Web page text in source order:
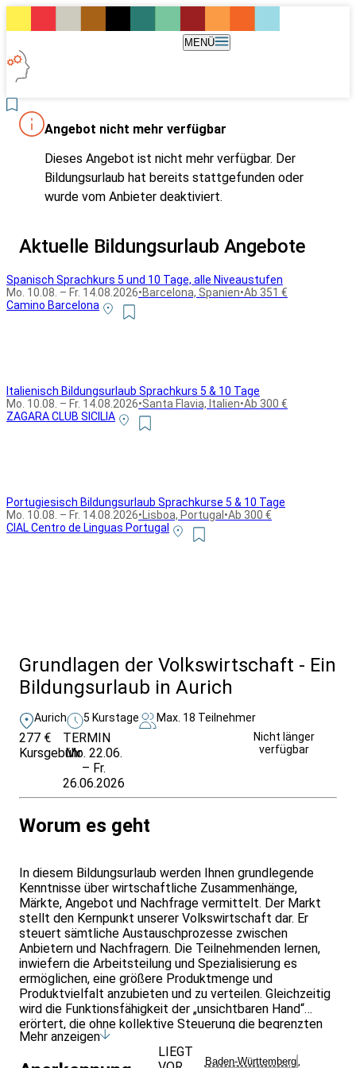
MENÜ
Angebot nicht mehr verfügbar
Dieses Angebot ist nicht mehr verfügbar. Der
Bildungsurlaub hat bereits stattgefunden oder
wurde vom Anbieter deaktiviert.
Aktuelle Bildungsurlaub Angebote
Spanisch Sprachkurs 5 und 10 Tage, alle Niveaustufen
Mo. 10.08. – Fr. 14.08.2026•Barcelona, Spanien•Ab 351 €
Camino Barcelona
Italienisch Bildungsurlaub Sprachkurs 5 & 10 Tage
Mo. 10.08. – Fr. 14.08.2026•Santa Flavia, Italien•Ab 300 €
ZAGARA CLUB SICILIA
Portugiesisch Bildungsurlaub Sprachkurse 5 & 10 Tage
Mo. 10.08. – Fr. 14.08.2026•Lisboa, Portugal•Ab 300 €
CIAL Centro de Linguas Portugal
Grundlagen der Volkswirtschaft - Ein
Bildungsurlaub in Aurich
Aurich 5 Kurstage Max. 18 Teilnehmer
277 €
Kursgebühr
TERMIN
Mo. 22.06.
– Fr.
26.06.2026
Nicht länger
verfügbar
Worum es geht
In diesem Bildungsurlaub werden Ihnen grundlegende
Kenntnisse über wirtschaftliche Zusammenhänge,
Märkte, Angebot und Nachfrage vermittelt. Der Markt
stellt den Kernpunkt unserer Volkswirtschaft dar. Er
steuert sämtliche Austauschprozesse zwischen
Anbietern und Nachfragern. Die Teilnehmenden lernen,
inwiefern die Arbeitsteilung und Spezialisierung es
ermöglichen, eine größere Produktmenge und
Produktvielfalt anzubieten und zu verteilen. Gleichzeitig
wird die Funktionsfähigkeit der „unsichtbaren Hand“
erörtert, die ohne kollektive Steuerung die begrenzten
Ressourcen effektiv verteilt und durch den Wettbewerb
am Markt mit Preisen versieht, wobei immer wieder
Mehr anzeigen
LIEGT
Baden-Württemberg